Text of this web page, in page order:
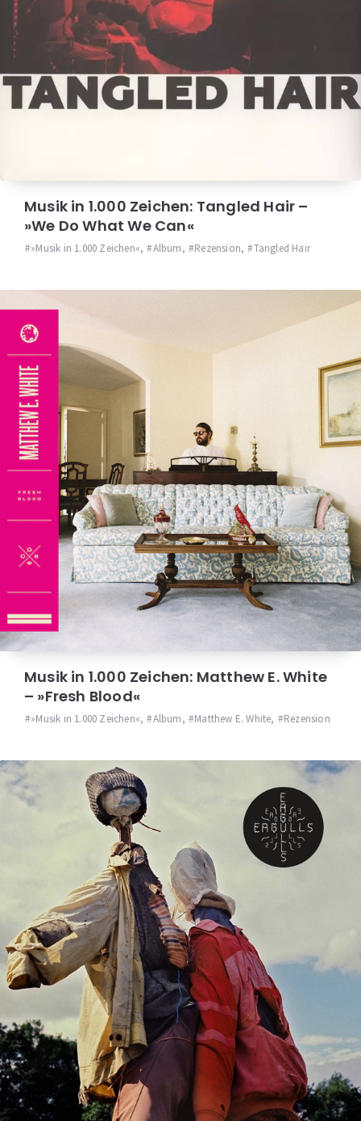
Musik in 1.000 Zeichen: Tangled Hair –
»We Do What We Can«
»Musik in 1.000 Zeichen«, Album, Rezension, Tangled Hair
Musik in 1.000 Zeichen: Matthew E. White
– »Fresh Blood«
»Musik in 1.000 Zeichen«, Album, Matthew E. White, Rezension